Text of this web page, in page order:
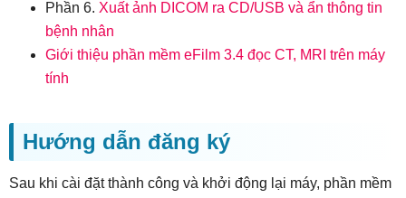
Phần 6. Xuất ảnh DICOM ra CD/USB và ẩn thông tin
bệnh nhân
Giới thiệu phần mềm eFilm 3.4 đọc CT, MRI trên máy
tính
Hướng dẫn đăng ký
Sau khi cài đặt thành công và khởi động lại máy, phần mềm